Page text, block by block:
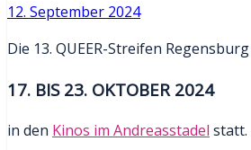
12. September 2024
Die 13. QUEER-Streifen
17. BIS 23. OKTOBER 2024
in den Kinos im Andreasstadel statt.